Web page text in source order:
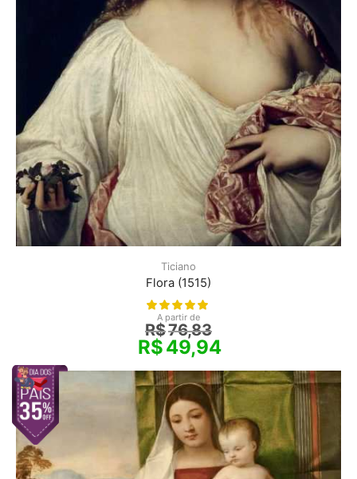
Ticiano
Flora (1515)
A partir de
R$76,83
R$49,94